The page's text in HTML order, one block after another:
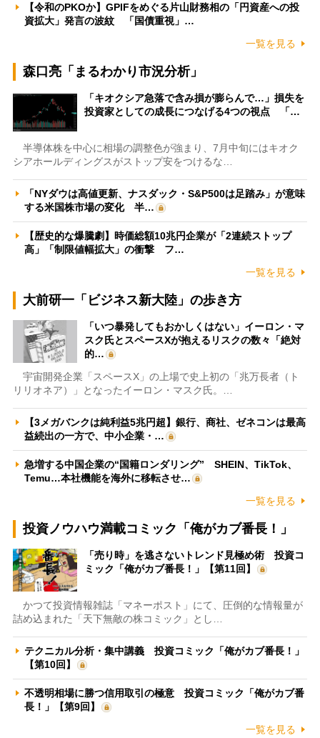
【令和のPKOか】GPIFをめぐる片山財務相の「円資産への投
資拡大」発言の波紋 「国債重視」…
一覧を見る
森口亮「まるわかり市況分析」
「キオクシア急落で含み損が膨らんで…」損失を
投資家としての成長につなげる4つの視点 「…
半導体株を中心に相場の調整色が強まり、7月中旬にはキオク
シアホールディングスがストップ安をつけるな…
「NYダウは高値更新、ナスダック・S&P500は足踏み」が意味
する米国株市場の変化 半…
【歴史的な爆騰劇】時価総額10兆円企業が「2連続ストップ
高」「制限値幅拡大」の衝撃 フ…
一覧を見る
大前研一「ビジネス新大陸」の歩き方
「いつ暴発してもおかしくはない」イーロン・マ
スク氏とスペースXが抱えるリスクの数々「絶対
的…
宇宙開発企業「スペースX」の上場で史上初の「兆万長者（ト
リリオネア）」となったイーロン・マスク氏。…
【3メガバンクは純利益5兆円超】銀行、商社、ゼネコンは最高
益続出の一方で、中小企業・…
急増する中国企業の“国籍ロンダリング” SHEIN、TikTok、
Temu…本社機能を海外に移転させ…
一覧を見る
投資ノウハウ満載コミック「俺がカブ番長！」
「売り時」を逃さないトレンド見極め術 投資コ
ミック「俺がカブ番長！」【第11回】
かつて投資情報雑誌「マネーポスト」にて、圧倒的な情報量が
詰め込まれた「天下無敵の株コミック」とし…
テクニカル分析・集中講義 投資コミック「俺がカブ番長！」
【第10回】
不透明相場に勝つ信用取引の極意 投資コミック「俺がカブ番
長！」【第9回】
一覧を見る